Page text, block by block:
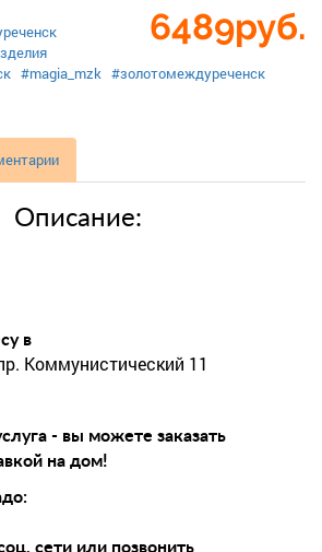
6489руб.
#magia_mzk #золотомеждуреченск
Описание:
в
Коммунистический 11
- вы можете заказать
на дом!
сети или позвонить